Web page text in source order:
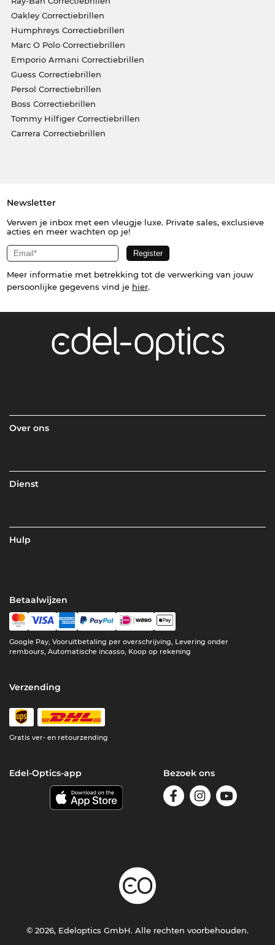
Oakley Correctiebrillen
Humphreys Correctiebrillen
Marc O Polo Correctiebrillen
Emporio Armani Correctiebrillen
Guess Correctiebrillen
Persol Correctiebrillen
Boss Correctiebrillen
Tommy Hilfiger Correctiebrillen
Carrera Correctiebrillen
Newsletter
Verwen je inbox met een vleugje luxe. Private sales, exclusieve
acties en meer wachten op je!
Meer informatie met betrekking tot de verwerking van jouw
persoonlijke gegevens vind je hier.
Over ons
Dienst
Hulp
Betaalwijzen
Google Pay, Vooruitbetaling per overschrijving, Levering onder
rembours, Automatische incasso, Koop op rekening
Verzending
Gratis ver- en retourzending
Edel-Optics-app Bezoek ons
© 2026, Edeloptics GmbH. Alle rechten voorbehouden.